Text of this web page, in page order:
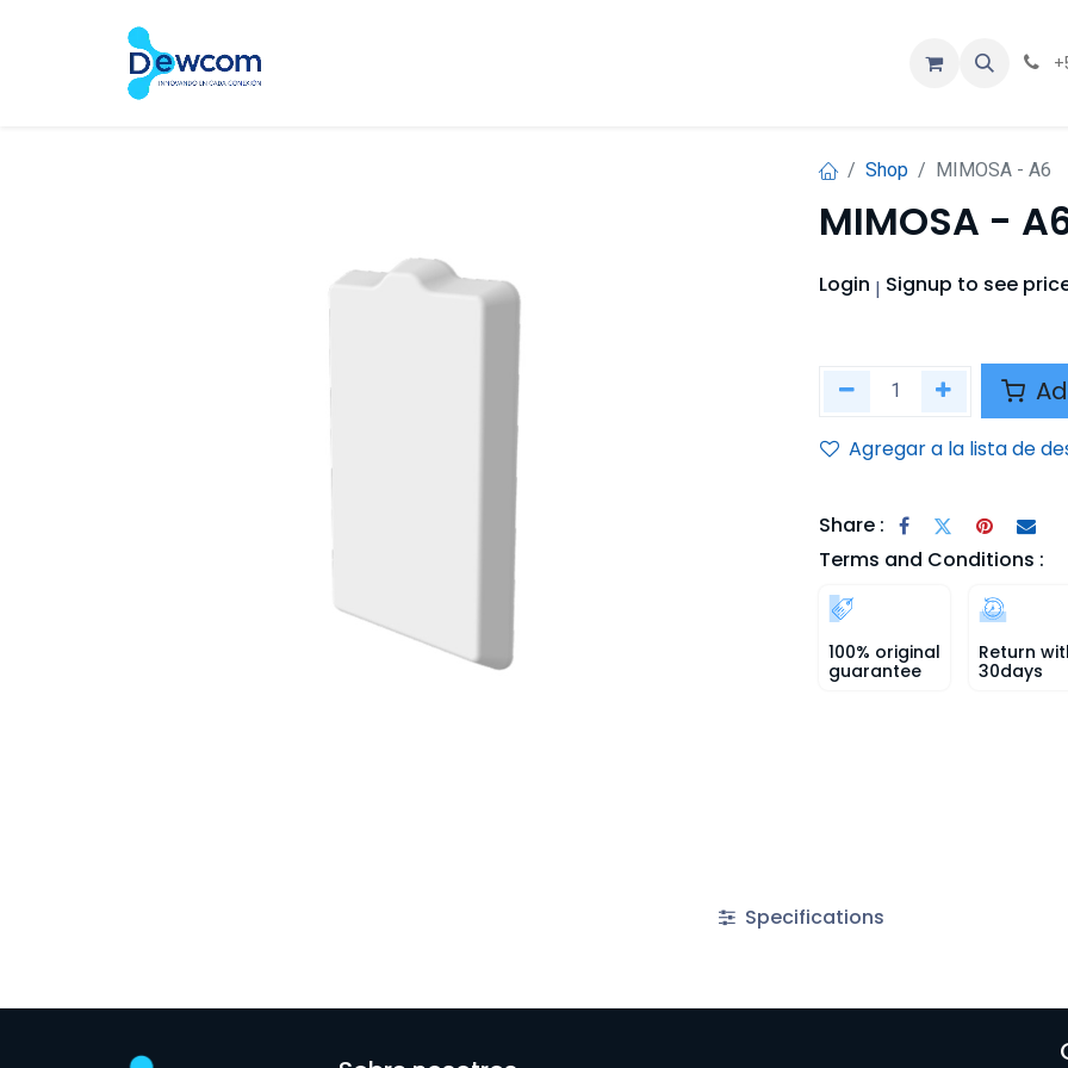
Shop MIMOSA - A6
MIMOSA -
Login | Signup to see
Agregar a la lista de
Share :
Terms and Conditions :
100% original
guarantee
Return
30days
Specifications